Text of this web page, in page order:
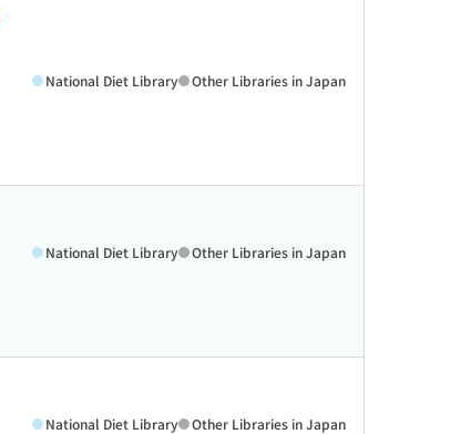
National Diet Library Other Libraries in Japan
National Diet Library Other Libraries in Japan
National Diet Library Other Libraries in Japan